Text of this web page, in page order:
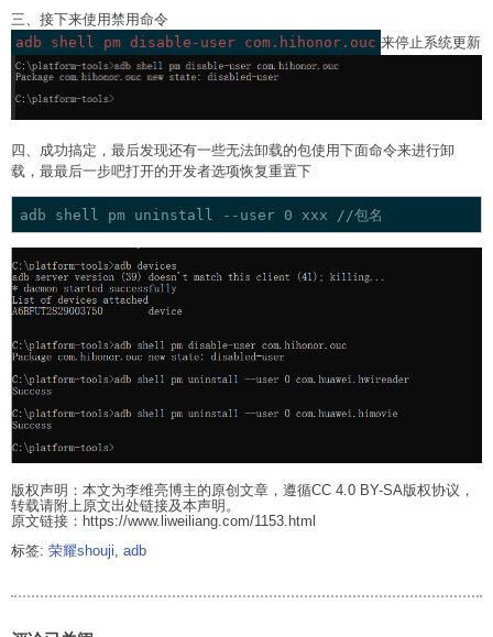
三、接下来使用禁用命令
adb shell pm disable-user com.hihonor.ouc 来停止系统更新
四、成功搞定，最后发现还有一些无法卸载的包使用下面命令来进行卸
载，最最后一步吧打开的开发者选项恢复重置下
版权声明：本文为李维亮博主的原创文章，遵循CC 4.0 BY-SA版权协议，
转载请附上原文出处链接及本声明。
原文链接：https://www.liweiliang.com/1153.html
标签: 荣耀shouji adb